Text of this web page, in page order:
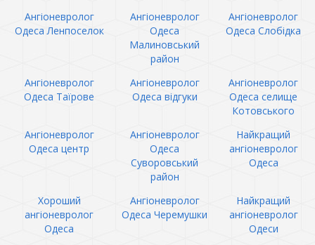
Ангіоневролог
Одеса Ленпоселок
Ангіоневролог
Одеса
Малиновський
район
Ангіоневролог
Одеса Слобідка
Ангіоневролог
Одеса Таїрове
Ангіоневролог
Одеса відгуки
Ангіоневролог
Одеса селище
Котовського
Ангіоневролог
Одеса центр
Ангіоневролог
Одеса
Суворовський
район
Найкращий
ангіоневролог
Одеса
Хороший
ангіоневролог
Одеса
Ангіоневролог
Одеса Черемушки
Найкращий
ангіоневролог
Одеси